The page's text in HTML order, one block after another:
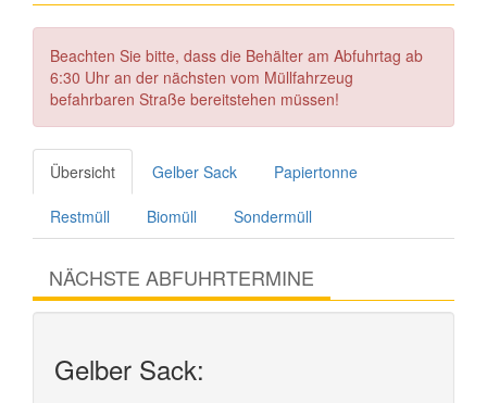
Beachten Sie bitte, dass die Behälter am Abfuhrtag ab
6:30 Uhr an der nächsten vom Müllfahrzeug
befahrbaren Straße bereitstehen müssen!
Übersicht Gelber Sack Papiertonne
Restmüll Biomüll Sondermüll
NÄCHSTE ABFUHRTERMINE
Gelber Sack: